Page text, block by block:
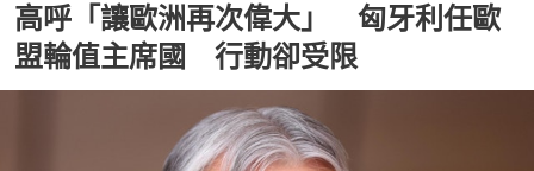
高呼「讓歐洲再次偉大」 匈牙利任歐
盟輪值主席國 行動卻受限